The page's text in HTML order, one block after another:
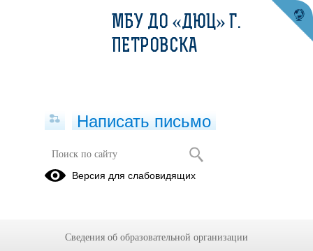
"ГОРОД МАСТЕРОВ"
МБУ ДО «ДЮЦ» Г.
ПЕТРОВСКА
Написать письмо
Версия для слабовидящих
Сведения об образовательной организации